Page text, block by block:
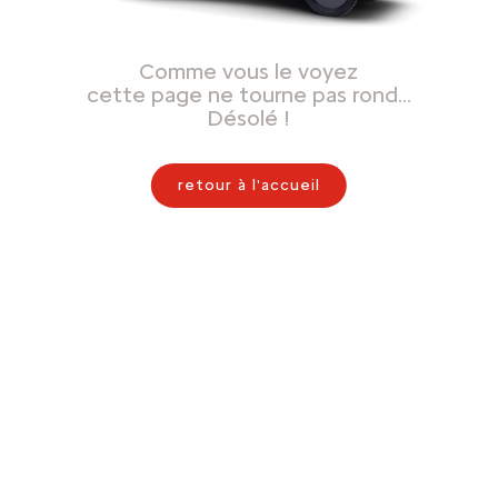
Comme vous le voyez
cette page ne tourne pas rond…
Désolé !
retour à l'accueil